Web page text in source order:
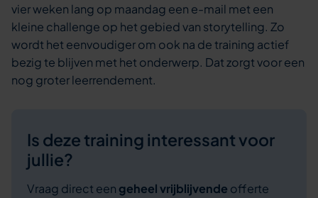
vier weken lang op maandag een e-mail met een
kleine challenge op het gebied van storytelling. Zo
wordt het eenvoudiger om ook na de training actief
bezig te blijven met het onderwerp. Dat zorgt voor een
nog groter leerrendement.
Is deze training interessant voor
jullie?
Vraag direct een geheel vrijblijvende offerte